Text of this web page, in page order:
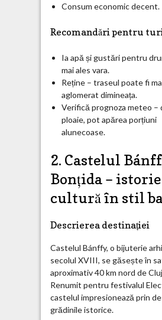
Consum economic decent.
Recomandări pentru
Ia apă și gustări pentru
mai ales vara.
Reține – traseul poate fi
aglomerat dimineața.
Verifică prognoza meteo –
ploaie, pot apărea porțiuni
alunecoase.
2. Castelul
Bonțida –
cultură în stil
Descrierea destinației
Castelul Bánffy, o bijuterie
secolul XVIII, se găsește în
aproximativ 40 km nord de
Renumit pentru festivalul
castelul impresionează prin
grădinile istorice.